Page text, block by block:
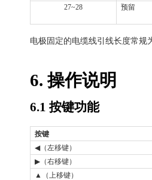
27~28 预留
电极固定的电缆线引线长度常规
6.操作说明
6.1 按键功能
按键
◀（左移键）
▶ （右移键）
▲
（上移键）